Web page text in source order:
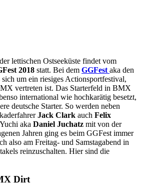
lettischen Ostseeküste findet vom
2018 statt. Bei dem GGFest aka den
um ein riesiges Actionsportfestival,
vertreten ist. Das Starterfeld in BMX
international wie hochkarätig besetzt,
deutsche Starter. So werden neben
Jack Clark auch Felix
aka Daniel Juchatz mit von der
Jahren ging es beim GGFest immer
also am Freitag- und Samstagabend in
reinzuschalten. Hier sind die
Dirt